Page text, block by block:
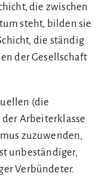
die zwischen
steht, bilden sie
die ständig
der Gesellschaft
(die
der Arbeiterklasse
zuzuwenden,
unbeständiger,
Verbündeter.